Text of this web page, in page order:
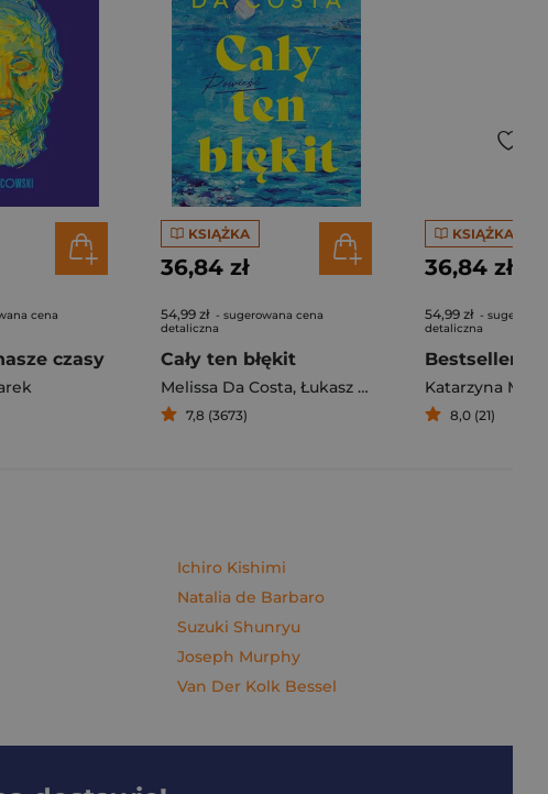
cena
czasy
KSIĄŻKA
36,84 zł
54,99 zł - sugerowana cena
detaliczna
Cały ten błękit
Melissa Da Costa, Łukasz Müller
7,8 (3673)
KSIĄŻKA
36,84 zł
54,99 zł -
detaliczna
Bestseller.
Katarzyna
8,0 (21)
Ichiro Kishimi
Natalia de Barbaro
Suzuki Shunryu
Joseph Murphy
Van Der Kolk Bessel